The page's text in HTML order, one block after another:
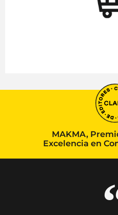
MAKMA,
Excelencia en